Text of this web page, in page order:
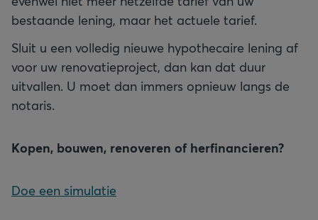
bestaande lening, maar het actuele tarief.
Sluit u een volledig nieuwe hypothecaire lening af
voor uw renovatieproject, dan kan dat duur
uitvallen. U moet dan immers opnieuw langs de
notaris.
Kopen, bouwen, renoveren of herfinancieren?
Doe een simulatie